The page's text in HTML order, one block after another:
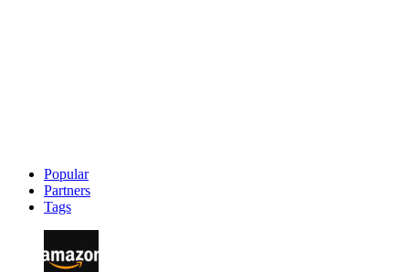
Popular
Partners
Tags